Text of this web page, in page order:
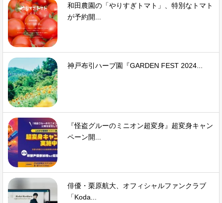
和田農園の「やりすぎトマト」、特別なトマト
が予約開...
神戸布引ハーブ園『GARDEN FEST 2024...
『怪盗グルーのミニオン超変身』超変身キャン
ペーン開...
俳優・栗原航大、オフィシャルファンクラブ
「Koda...